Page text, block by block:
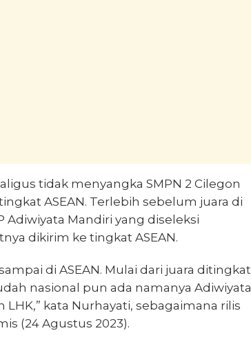
tidak menyangka SMPN 2 Cilegon
ASEAN. Terlebih sebelum juara di
Adiwiyata Mandiri yang diseleksi
dikirim ke tingkat ASEAN.
di ASEAN. Mulai dari juara ditingkat
nasional pun ada namanya Adiwiyata
kata Nurhayati, sebagaimana rilis
(24 Agustus 2023).